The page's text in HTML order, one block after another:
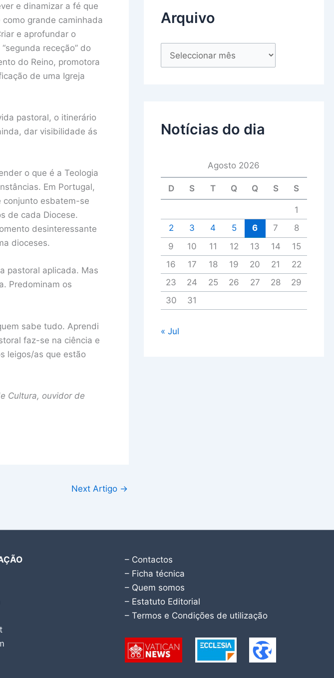
e dinamizar a fé que
grande caminhada
e aprofundar o
receção” do
do Reino, promotora
de uma Igreja
pastoral, o itinerário
dar visibilidade ás
o que é a Teologia
Em Portugal,
conjunto esbatem-se
de cada Diocese.
desinteressante
dioceses.
pastoral aplicada. Mas
Predominam os
sabe tudo. Aprendi
faz-se na ciência e
leigos/as que estão
Cultura, ouvidor de
Next Artigo →
Arquivo
Notícias do dia
Agosto 2026
D S T Q Q S S
1
2
3 4 5 6 7
8
9
10 11 12 13 14
15
16
17 18 19 20 21
22
23
24 25 26 27 28
29
30
31
« Jul
– Contactos
– Ficha técnica
– Quem somos
– Estatuto Editorial
– Termos e Condições de utilização